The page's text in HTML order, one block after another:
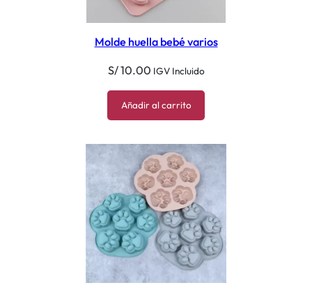
Molde huella bebé varios
S/10.00 IGV Incluido
Añadir al carrito